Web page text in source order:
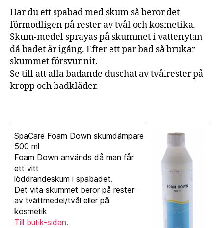
Har du ett spabad med skum så beror det
förmodligen på rester av tvål och kosmetika.
Skum-medel sprayas på skummet i vattenytan
då badet är igång. Efter ett par bad så brukar
skummet försvunnit.
Se till att alla badande duschat av tvålrester på
kropp och badkläder.
SpaCare Foam Down skumdämpare
500 ml
Foam Down används då man får
ett vitt
löddrandeskum i spabadet.
Det vita skummet beror på rester
av tvättmedel/tvål eller på
kosmetik
Till butik-sidan.